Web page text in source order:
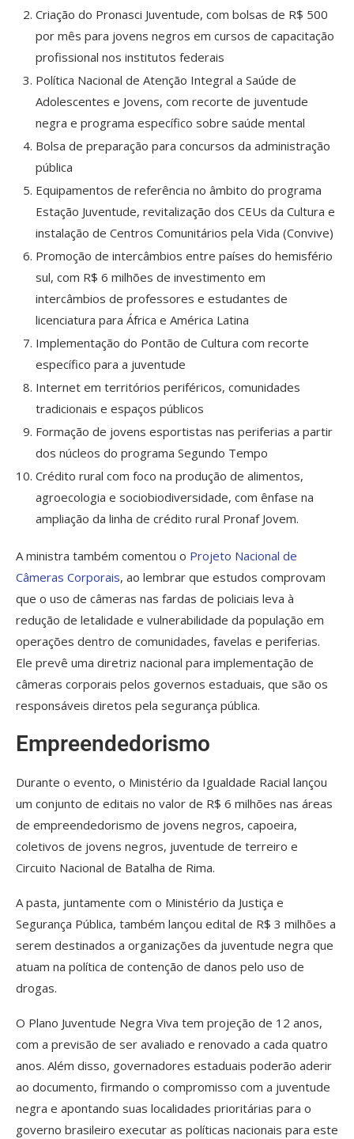
Criação do Pronasci Juventude, com bolsas de R$ 500
por mês para jovens negros em cursos de capacitação
profissional nos institutos federais
Política Nacional de Atenção Integral a Saúde de
Adolescentes e Jovens, com recorte de juventude
negra e programa específico sobre saúde mental
Bolsa de preparação para concursos da administração
pública
Equipamentos de referência no âmbito do programa
Estação Juventude, revitalização dos CEUs da Cultura e
instalação de Centros Comunitários pela Vida (Convive)
Promoção de intercâmbios entre países do hemisfério
sul, com R$ 6 milhões de investimento em
intercâmbios de professores e estudantes de
licenciatura para África e América Latina
Implementação do Pontão de Cultura com recorte
específico para a juventude
Internet em territórios periféricos, comunidades
tradicionais e espaços públicos
Formação de jovens esportistas nas periferias a partir
dos núcleos do programa Segundo Tempo
Crédito rural com foco na produção de alimentos,
agroecologia e sociobiodiversidade, com ênfase na
ampliação da linha de crédito rural Pronaf Jovem.
A ministra também comentou o Projeto Nacional de
Câmeras Corporais, ao lembrar que estudos comprovam
que o uso de câmeras nas fardas de policiais leva à
redução de letalidade e vulnerabilidade da população em
operações dentro de comunidades, favelas e periferias.
Ele prevê uma diretriz nacional para implementação de
câmeras corporais pelos governos estaduais, que são os
responsáveis diretos pela segurança pública.
Empreendedorismo
Durante o evento, o Ministério da Igualdade Racial lançou
um conjunto de editais no valor de R$ 6 milhões nas áreas
de empreendedorismo de jovens negros, capoeira,
coletivos de jovens negros, juventude de terreiro e
Circuito Nacional de Batalha de Rima.
A pasta, juntamente com o Ministério da Justiça e
Segurança Pública, também lançou edital de R$ 3 milhões a
serem destinados a organizações da juventude negra que
atuam na política de contenção de danos pelo uso de
drogas.
O Plano Juventude Negra Viva tem projeção de 12 anos,
com a previsão de ser avaliado e renovado a cada quatro
anos. Além disso, governadores estaduais poderão aderir
ao documento, firmando o compromisso com a juventude
negra e apontando suas localidades prioritárias para o
governo brasileiro executar as políticas nacionais para este